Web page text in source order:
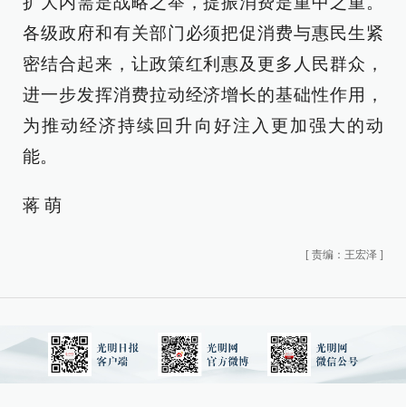
各级政府和有关部门必须把促消费与惠民生紧
密结合起来，让政策红利惠及更多人民群众，
进一步发挥消费拉动经济增长的基础性作用，
为推动经济持续回升向好注入更加强大的动
能。
蒋 萌
[ 责编：王宏泽 ]